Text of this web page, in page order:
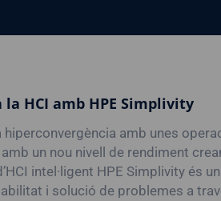
la HCI amb HPE Simplivity
hiperconvergència amb unes
un nou nivell de rendiment
intel·ligent HPE Simplivity és
i solució de problemes a